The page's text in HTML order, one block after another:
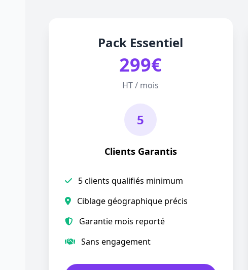
Pack Essentiel
299€
HT / mois
5
Clients Garantis
5 clients qualifiés minimum
Ciblage géographique précis
Garantie mois reporté
Sans engagement